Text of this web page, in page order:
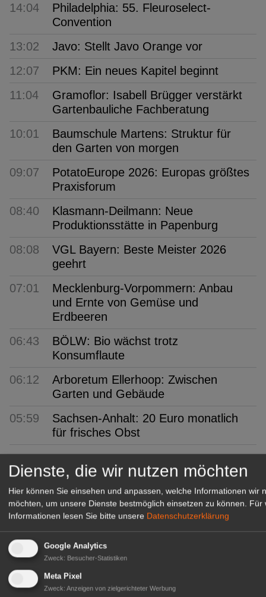
14:04
Philadelphia: 55. Fleuroselect-
Convention
13:02
Javo: Stellt Javo Orange vor
12:07
PKM: Ein neues Kapitel beginnt
11:04
Gramoflor: Isabell Brügger verstärkt
Gartenbauliche Fachberatung
10:01
Baumschule Martens: Struktur für
den Garten von morgen
09:07
PotatoEurope 2026: Europas größtes
Praxisforum
08:40
Klasmann-Deilmann: Neue
Produktionsstätte in Papenburg
08:08
VGL Bayern: Beste Meister 2026
geehrt
07:01
Mecklenburg-Vorpommern: Anbau
und Ernte von Gemüse und
Erdbeeren
06:43
BÖLW: Bio wächst trotz
Konsumflaute
06:12
Arboretum Ellerhoop: Zwischen
Garten und Gebäude
05:59
Sachsen-Anhalt: 20 Euro monatlich
für frisches Obst
GABOT Top-Jobs
Dienste, die wir nutzen möchten
Hier können Sie einsehen und anpassen, welche Informationen wir
möchten, um unsere Dienste bestmöglich einsetzen zu können. Für
Informationen lesen Sie bitte unsere Datenschutzerklärung
Google Analytics
Zweck: Besucher-Statistiken
Meta Pixel
Zweck: Anzeigen von zielgerichteter Werbung